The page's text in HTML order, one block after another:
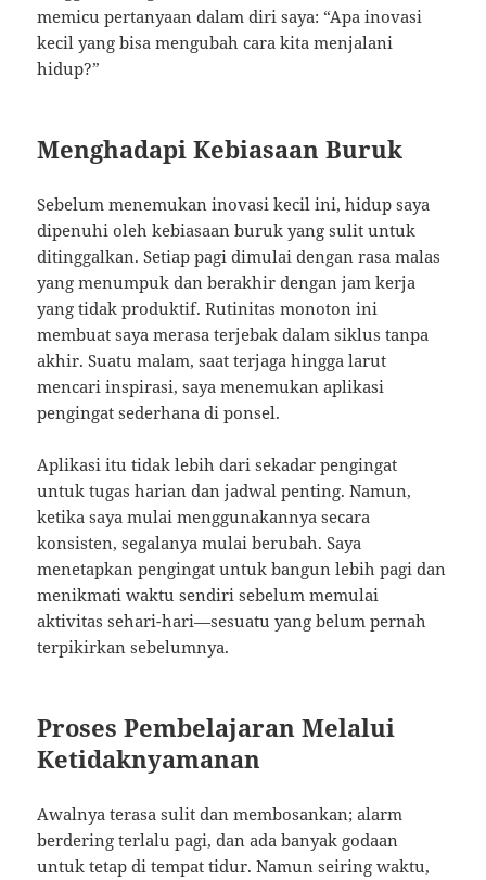
memicu pertanyaan dalam diri saya: “Apa inovasi
kecil yang bisa mengubah cara kita menjalani
hidup?”
Menghadapi Kebiasaan Buruk
Sebelum menemukan inovasi kecil ini, hidup saya
dipenuhi oleh kebiasaan buruk yang sulit untuk
ditinggalkan. Setiap pagi dimulai dengan rasa malas
yang menumpuk dan berakhir dengan jam kerja
yang tidak produktif. Rutinitas monoton ini
membuat saya merasa terjebak dalam siklus tanpa
akhir. Suatu malam, saat terjaga hingga larut
mencari inspirasi, saya menemukan aplikasi
pengingat sederhana di ponsel.
Aplikasi itu tidak lebih dari sekadar pengingat
untuk tugas harian dan jadwal penting. Namun,
ketika saya mulai menggunakannya secara
konsisten, segalanya mulai berubah. Saya
menetapkan pengingat untuk bangun lebih pagi dan
menikmati waktu sendiri sebelum memulai
aktivitas sehari-hari—sesuatu yang belum pernah
terpikirkan sebelumnya.
Proses Pembelajaran Melalui
Ketidaknyamanan
Awalnya terasa sulit dan membosankan; alarm
berdering terlalu pagi, dan ada banyak godaan
untuk tetap di tempat tidur. Namun seiring waktu,